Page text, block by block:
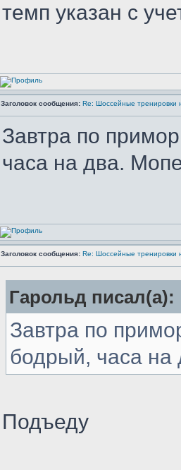
темп указан с
Заголовок сообщения: Re: Шоссейные тренировки
Завтра по
часа на два.
Заголовок сообщения: Re: Шоссейные тренировки
Гарольд писал(а):
Завтра по
бодрый, часа
Подъеду